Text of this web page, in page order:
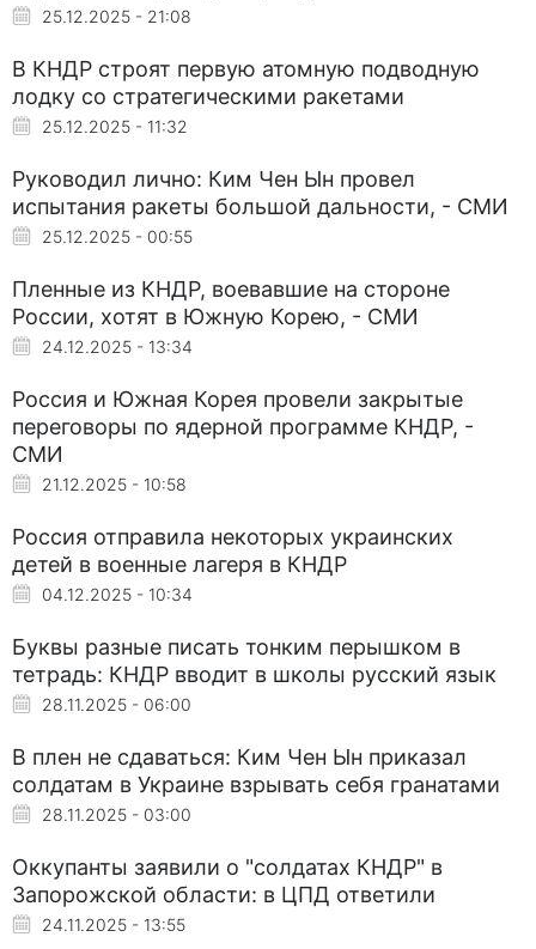
25.12.2025 - 21:08
В КНДР строят первую атомную подводную
лодку со стратегическими ракетами
25.12.2025 - 11:32
Руководил лично: Ким Чен Ын провел
испытания ракеты большой дальности, - СМИ
25.12.2025 - 00:55
Пленные из КНДР, воевавшие на стороне
России, хотят в Южную Корею, - СМИ
24.12.2025 - 13:34
Россия и Южная Корея провели закрытые
переговоры по ядерной программе КНДР, -
СМИ
21.12.2025 - 10:58
Россия отправила некоторых украинских
детей в военные лагеря в КНДР
04.12.2025 - 10:34
Буквы разные писать тонким перышком в
тетрадь: КНДР вводит в школы русский язык
28.11.2025 - 06:00
В плен не сдаваться: Ким Чен Ын приказал
солдатам в Украине взрывать себя гранатами
28.11.2025 - 03:00
Оккупанты заявили о "солдатах КНДР" в
Запорожской области: в ЦПД ответили
24.11.2025 - 13:55